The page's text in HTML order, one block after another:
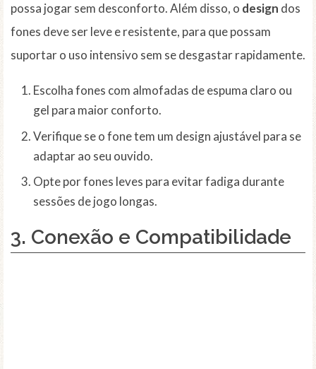
possa jogar sem desconforto. Além disso, o design dos
fones deve ser leve e resistente, para que possam
suportar o uso intensivo sem se desgastar rapidamente.
Escolha fones com almofadas de espuma claro ou
gel para maior conforto.
Verifique se o fone tem um design ajustável para se
adaptar ao seu ouvido.
Opte por fones leves para evitar fadiga durante
sessões de jogo longas.
3. Conexão e Compatibilidade